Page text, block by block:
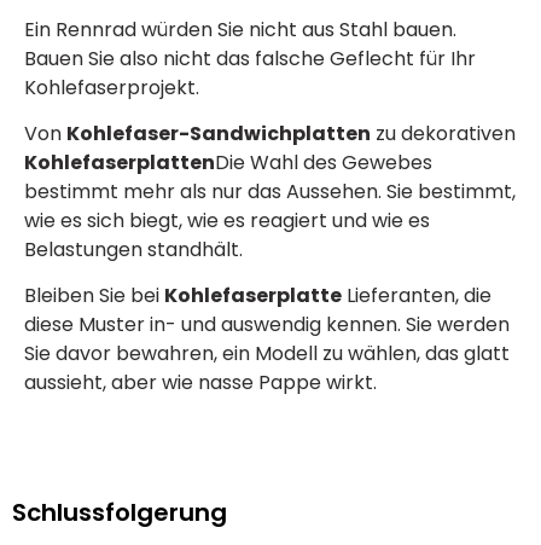
Ein Rennrad würden Sie nicht aus Stahl bauen.
Bauen Sie also nicht das falsche Geflecht für Ihr
Kohlefaserprojekt.
Von Kohlefaser-Sandwichplatten zu dekorativen
KohlefaserplattenDie Wahl des Gewebes
bestimmt mehr als nur das Aussehen. Sie bestimmt,
wie es sich biegt, wie es reagiert und wie es
Belastungen standhält.
Bleiben Sie bei Kohlefaserplatte Lieferanten, die
diese Muster in- und auswendig kennen. Sie werden
Sie davor bewahren, ein Modell zu wählen, das glatt
aussieht, aber wie nasse Pappe wirkt.
Schlussfolgerung